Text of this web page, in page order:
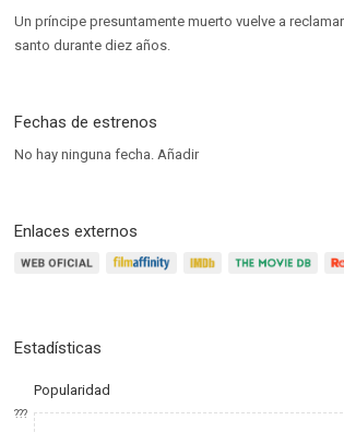
Un príncipe presuntamente muerto vuelve a
santo durante diez años.
Fechas de estrenos
No hay ninguna fecha. Añadir
Enlaces externos
Estadísticas
Popularidad
???